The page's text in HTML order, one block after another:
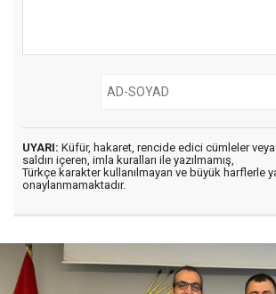
UYARI: Küfür, hakaret, rencide edici cümleler
saldırı içeren, imla kuralları ile yazılmamış,
Türkçe karakter kullanılmayan ve büyük harflerle
onaylanmamaktadır.